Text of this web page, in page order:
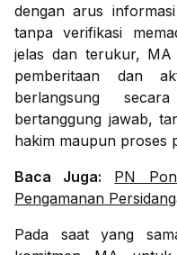
dengan arus
tanpa verifikasi
jelas dan terukur, MA
pemberitaan dan
berlangsung
bertanggung jawab,
hakim maupun proses
Baca Juga:
PN
Pengamanan
Pada saat yang